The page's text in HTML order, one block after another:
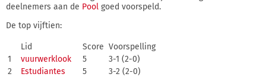
deelnemers aan de Pool goed voorspeld.
De top vijftien:
Lid Score Voorspelling
1
vuurwerklook 5
3-1 (2-0)
2
Estudiantes 5
3-2 (2-0)